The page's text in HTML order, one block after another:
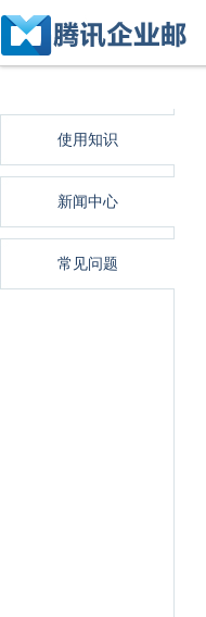
使用知识
新闻中心
常见问题